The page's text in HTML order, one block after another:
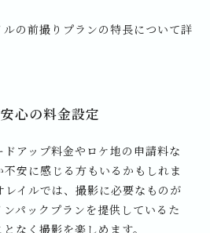
の前撮りプランの特長について詳
心の料金設定
アップ料金やロケ地の申請料な
安に感じる方もいるかもしれま
イルでは、撮影に必要なものが
パックプランを提供しているた
なく撮影を楽しめます。